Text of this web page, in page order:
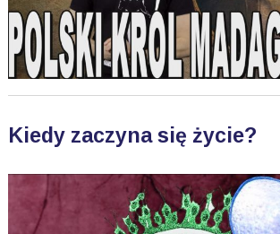
Kiedy zaczyna się życie?
REGULAMIN
KONTAKT